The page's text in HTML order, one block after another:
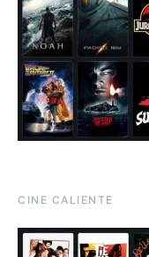
CINE CALIENTE